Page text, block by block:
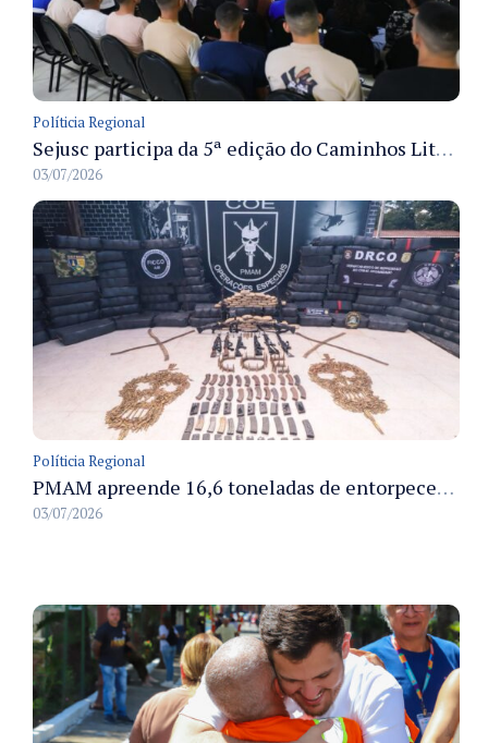
Políticia Regional
Sejusc participa da 5ª edição do Caminhos Literários com foco na cultura hip-hop nas unidades socioeducativas
03/07/2026
Políticia Regional
PMAM apreende 16,6 toneladas de entorpecentes e registra aumento nas prisões em flagrante e nas capturas de foragidos no primeiro semestre de 2026
03/07/2026